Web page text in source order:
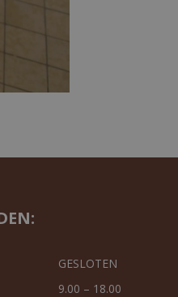
GESLOTEN
9.00 – 18.00